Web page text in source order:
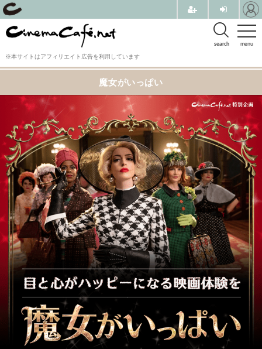
menu
search
※本サイトはアフィリエイト広告を利用しています
魔女がいっぱい